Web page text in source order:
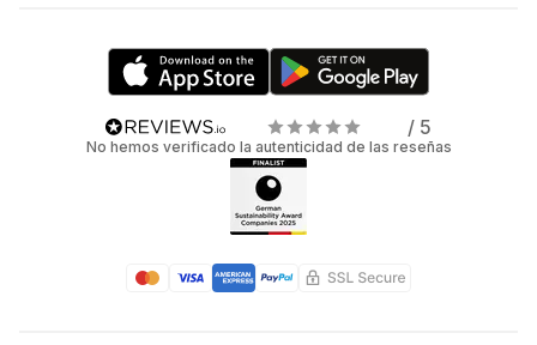
/ 5
No hemos verificado la autenticidad de las reseñas